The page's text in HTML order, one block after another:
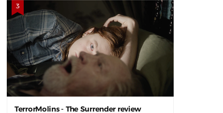
TerrorMolins - The Surrender review